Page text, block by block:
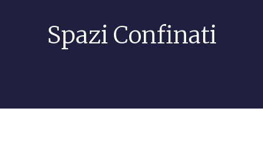
Spazi Confinati